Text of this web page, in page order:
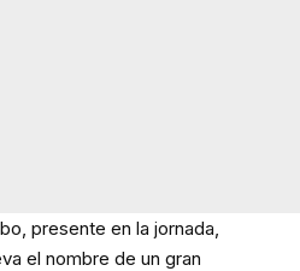
presente en la jornada,
el nombre de un gran